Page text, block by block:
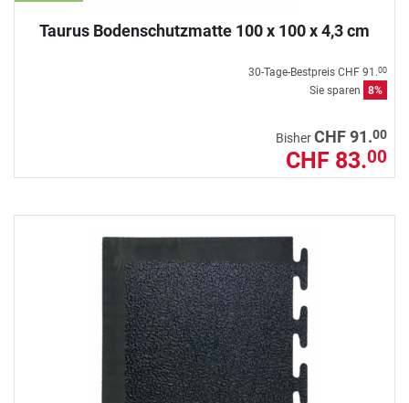
Taurus Bodenschutzmatte 100 x 100 x 4,3 cm
30-Tage-Bestpreis CHF 91.00
Sie sparen 8%
BisherCHF 91.00
CHF 83.00